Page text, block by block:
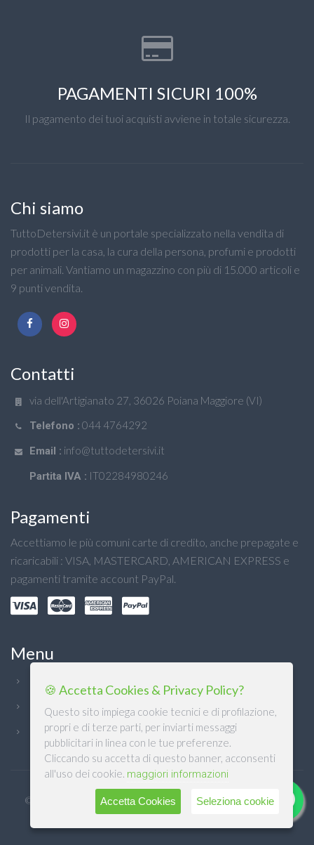
PAGAMENTI SICURI 100%
Il pagamento dei tuoi acquisti avviene in totale sicurezza.
Chi siamo
TuttoDetersivi.it è un portale specializzato nella vendita di
prodotti per la casa, la cura della persona, profumi e prodotti
per animali. Vantiamo un magazzino con più di 15.000 articoli e
9 punti vendita.
Contatti
via dell'Artigianato 27, 36026 Poiana Maggiore (VI)
Telefono : 044 4764292
Email : info@tuttodetersivi.it
Partita IVA : IT02284980246
Pagamenti
Accettiamo le più comuni carte di credito, anche prepagate e
ricaricabili : VISA, MASTERCARD, AMERICAN EXPRESS e
pagamenti tramite account PayPal.
Menu
Condizioni generali
Privacy
© DB DETERSIVI Srl 2022. Design & Software mCommerce by
🍪 Accetta Cookies & Privacy Policy?
Questo sito impiega cookie tecnici e di profilazione,
propri e di terze parti, per inviarti messaggi
pubblicitari in linea con le tue preferenze.
Cliccando su accetta di questo banner, acconsenti
all'uso dei cookie. maggiori informazioni
Accetta Cookies Seleziona cookie